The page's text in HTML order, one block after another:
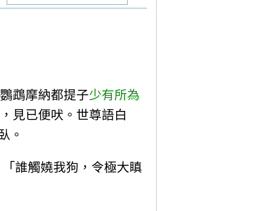
鵡摩納都提子少有所為
見已便吠。世尊語白
。
誰觸嬈我狗，令極大瞋